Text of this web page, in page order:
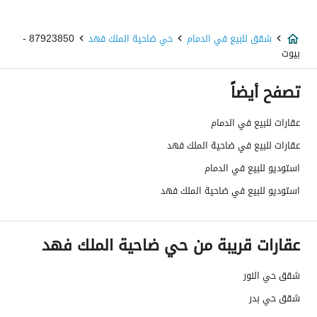
عرض الشارع
0
رقم المخطط
1 / 294
رقم صك الملكية
واجهة العقار
حدود واطوال العقار
الضمانات والمدة
-
قنوات الاعلان
منصة مرخصة ،لوحة اعلانية ،منصات
هل يوجد اي التزام على
العقار ؟
لا توجد
شقق للبيع في الدمام حي ضاحية الملك فهد 87923850 -
بيوت
تصفح أيضاً
عقارات للبيع في الدمام
عقارات للبيع في ضاحية الملك فهد
استوديو للبيع في الدمام
استوديو للبيع في ضاحية الملك فهد
عقارات قريبة من حي ضاحية الملك فهد
شقق حي النور
شقق حي بدر